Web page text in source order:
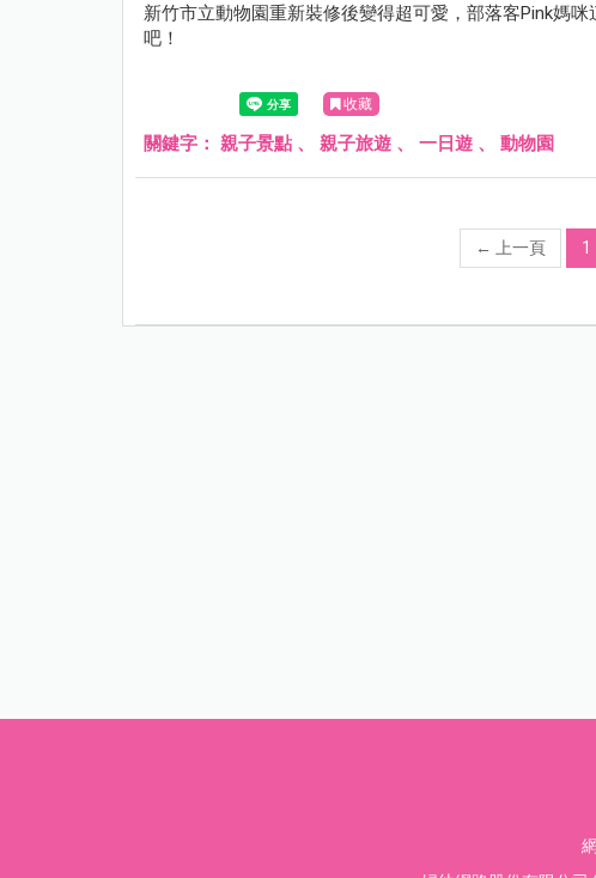
新竹市立動物園重新裝修後變得超可愛，部落客Pink媽
吧！
收藏
關鍵字： 親子景點 、 親子旅遊 、 一日遊 、 動物園
← 上一頁 1